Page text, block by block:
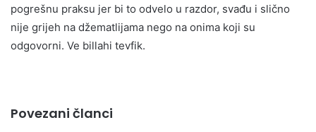
pogrešnu praksu jer bi to odvelo u razdor, svađu i slično
nije grijeh na džematlijama nego na onima koji su
odgovorni. Ve billahi tevfik.
Povezani članci